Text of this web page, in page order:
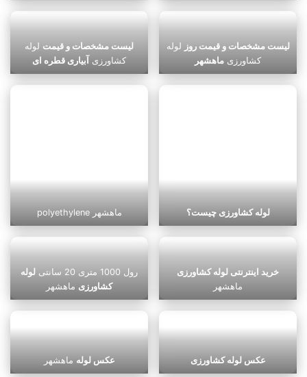
لیست مشخصات و قیمت لوله
کشاورزی
آبیاری قطره ای
لیست مشخصات و قیمت روز
لوله
کشاورزی ماهشهر
polyethylene ماهشهر لوله کشاورزی چیست؟
رول 1000 متری 20 سانتی
لوله
کشاورزی ماهشهر
خرید اینترنتی لوله کشاورزی
ماهشهر
عکس لوله ماهشهر عکس لوله کشاورزی